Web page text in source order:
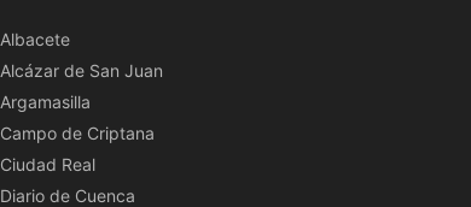
Albacete
Alcázar de San Juan
Argamasilla
Campo de Criptana
Ciudad Real
Diario de Cuenca